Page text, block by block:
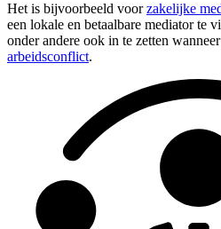
Het is bijvoorbeeld voorzakelijke
een lokale en betaalbare mediator te
onder andere ook in te zetten
arbeidsconflict.